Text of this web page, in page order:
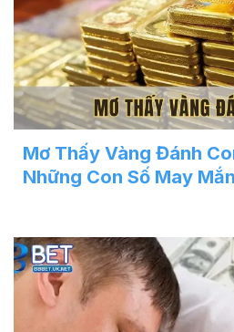
Mơ Thấy Vàng Đánh
Những Con Số May Mắn